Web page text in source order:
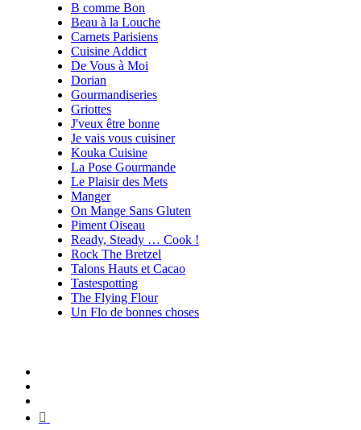
B comme Bon
Beau à la Louche
Carnets Parisiens
Cuisine Addict
De Vous à Moi
Dorian
Gourmandiseries
Griottes
J'veux être bonne
Je vais vous cuisiner
Kouka Cuisine
La Pose Gourmande
Le Plaisir des Mets
Manger
On Mange Sans Gluten
Piment Oiseau
Ready, Steady … Cook !
Rock The Bretzel
Talons Hauts et Cacao
Tastespotting
The Flying Flour
Un Flo de bonnes choses